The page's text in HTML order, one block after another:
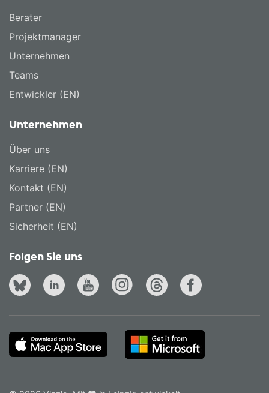
Berater
Projektmanager
Unternehmen
Teams
Entwickler (EN)
Unternehmen
Über uns
Karriere (EN)
Kontakt (EN)
Partner (EN)
Sicherheit (EN)
Folgen Sie uns